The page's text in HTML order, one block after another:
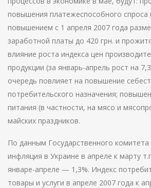
повышения платежеспособного спроса
повышением с 1 апреля 2007 года
заработной платы до 420 грн. и
влияние роста индекса цен
продукции (за январь-апрель рост на
очередь повлияет на повышение
потребительского назначения;
питания (в частности, на мясо и
майских праздников.
По данным Государственного комитета
инфляция в Украине в апреле к марту
январе-апреле — 1,3%. Индекс
товары и услуги в апреле 2007 года к